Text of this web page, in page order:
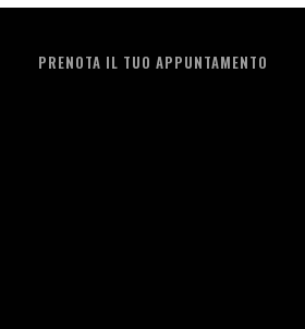
PRENOTA IL TUO APPUNTAMENTO